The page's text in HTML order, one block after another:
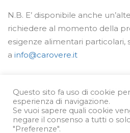
N.B. E’ disponibile anche
richiedere al momento della
esigenze alimentari particolari,
a info@carovere.it
Questo sito fa uso di cookie
esperienza di navigazione.
Se vuoi sapere quali cookie
negare il consenso a tutti o
"Preferenze".